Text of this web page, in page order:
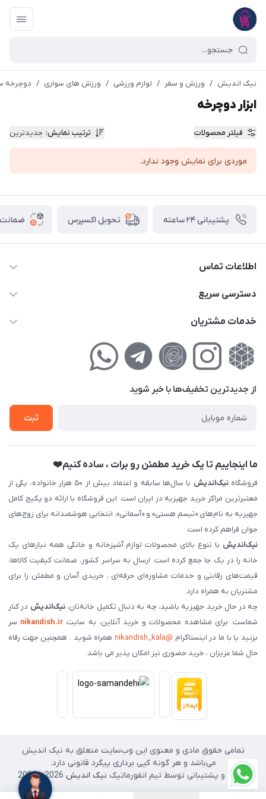
نیک اندیش / ورزش و سفر / لوازم ورزشی / ورزش های سواری / دوچرخه
ابزار دوچرخه
فیلتر محصولات ترتیب نمایش: جدیدترین
موردی برای نمایش وجود ندارد.
پشتیبانی ۲۴ ساعته تحویل اکسپرس ضمانت
اطلاعات تماس
02177111474
کوچه گلریز 4 غربی ، پلاک 13
دسترسی سریع
حساب کاربری
لیست محصولات
خدمات مشتریان
راهنمای‌خرید‌آنلاین
حریم خصوصی
فروش‌اقساطی
از جدید‌ترین تخفیف‌ها با‌ خبر شوید
ثبت
ما اینجاییم تا یک خرید مطمئن رو برات ، ساده کنیم❤️
فروشگاهنیک‌اندیش
با سال‌ها سابقه و اعتماد بیش از ۵۰ هزار خانواده، یکی از
معتبرترین مراکز خرید جهیزیه در ایران است. این فروشگاه با ارائه دو پکیج کامل
جهیزیه به نام‌های «تبسم هستی» و «آسمانی»، انتخابی هوشمندانه برای زوج‌های
جوان فراهم کرده است.
نیک‌اندیش با تنوع بالای محصولات لوازم آشپزخانه و خانگی همه نیازهای یک
خانه را در یک جا جمع کرده است. ارسال به سراسر کشور، ضمانت کیفیت کالاها،
قیمت‌های رقابتی و خدمات مشاوره‌ای حرفه‌ای ، خریدی آسان و مطمئن را برای
مشتریان به همراه دارد.
چه در حال خرید جهیزیه باشید، چه به دنبال تکمیل خانه‌تان،نیک‌اندیش در کنار
شماست. برای مشاهده محصولات و خرید آنلاین، به سایت nikandish.ir سر
بزنید یا با ما در اینستاگرام @nikandish_kala
همراه شوید . همچنین جهت رفاه
حال شما عزیزان ، خرید حضوری نیز امکان پذیر می باشد.
تمامی حقوق مادی و معنوی این وب‌سایت متعلق به نیک اندیش
می‌باشد و هر گونه کپی برداری پیگرد قانونی دارد.
طراحی و پشتیبانی توسط تیم انفورماتیک نیک اندیش 2026 - 2025